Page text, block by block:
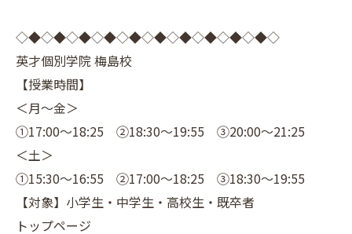
◇◆◇◆◇◆◇◆◇◆◇◆◇◆◇◆◇◆◇◆◇
英才個別学院 梅島校
【授業時間】
＜月～金＞
①17:00～18:25 ②18:30～19:55 ③20:00～21:25
＜土＞
①15:30～16:55 ②17:00～18:25 ③18:30～19:55
【対象】小学生・中学生・高校生・既卒者
トップページ